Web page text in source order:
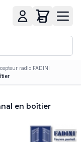
radio FADINI
en boîtier